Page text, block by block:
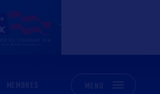
MEMBRES MENU